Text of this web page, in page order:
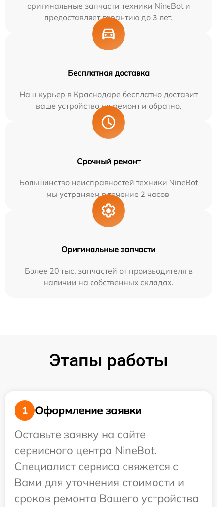
оригинальные запчасти техники NineBot и
предоставляет гарантию до 3 лет.
Бесплатная доставка
Наш курьер в Краснодаре бесплатно доставит
ваше устройство на ремонт и обратно.
Срочный ремонт
Большинство неисправностей техники NineBot
мы устраняем в течение 2 часов.
Оригинальные запчасти
Более 20 тыс. запчастей от производителя в
наличии на собственных складах.
Этапы работы
1
Оформление заявки
Оставьте заявку на сайте
сервисного центра NineBot.
Специалист сервиса свяжется с
Вами для уточнения стоимости и
сроков ремонта Вашего устройства